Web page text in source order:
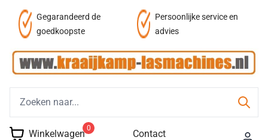
Persoonlijke service en
advies
Fysieke winkel
Winkelwagen 0 Contact